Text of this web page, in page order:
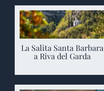
La Salita Santa Barbara
a Riva del Garda